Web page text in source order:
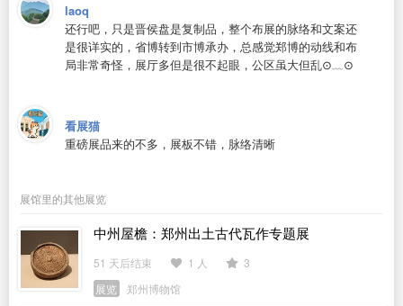
laoq
还行吧，只是晋侯盘是复制品，整个布展的脉络和文案还
是很详实的，省博转到市博承办，总感觉郑博的动线和布
局非常奇怪，展厅多但是很不起眼，公区虽大但乱⊙﹏⊙
看展猫
重磅展品来的不多，展板不错，脉络清晰
展馆里的其他展览
中州屋檐：郑州出土古代瓦作专题展
51 天后结束 1 人
3
展览
郑州博物馆